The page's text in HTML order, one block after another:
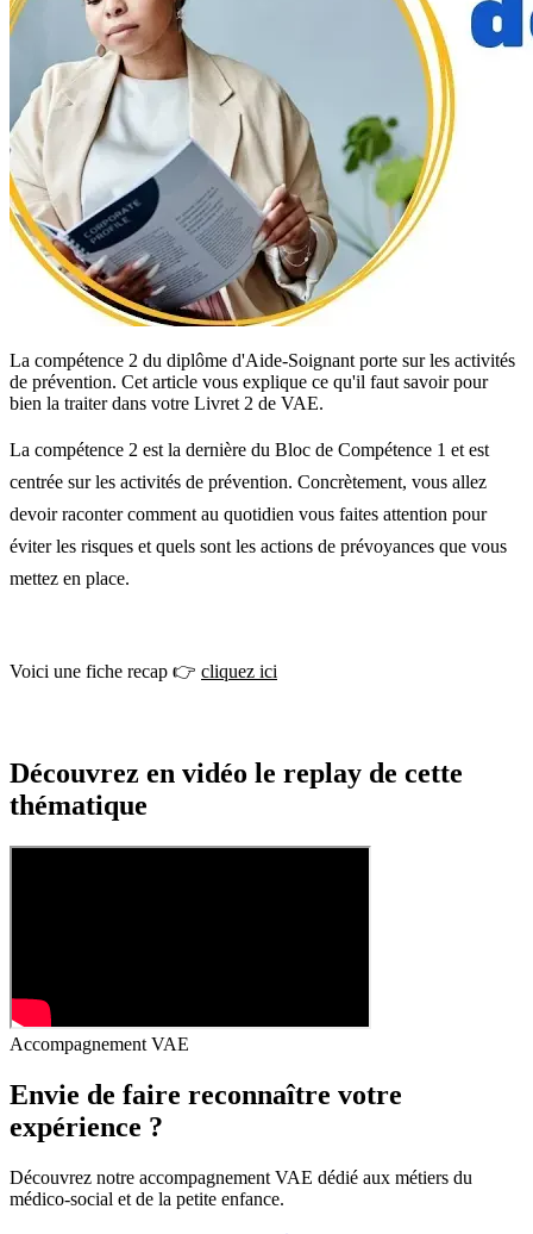
La compétence 2 du diplôme d'Aide-Soignant porte sur les activités
de prévention. Cet article vous explique ce qu'il faut savoir pour
bien la traiter dans votre Livret 2 de VAE.
La compétence 2 est la dernière du Bloc de Compétence 1 et est
centrée sur les activités de prévention. Concrètement, vous allez
devoir raconter comment au quotidien vous faites attention pour
éviter les risques et quels sont les actions de prévoyances que vous
mettez en place.
Voici une fiche recap 👉 cliquez ici
Découvrez en vidéo le replay de cette
thématique
Accompagnement VAE
Envie de faire reconnaître votre
expérience ?
Découvrez notre accompagnement VAE dédié aux métiers du
médico-social et de la petite enfance.